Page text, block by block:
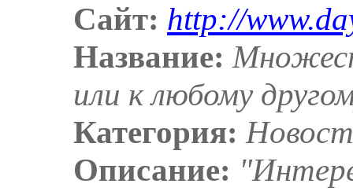
Сайт: http://
Название:
или к любому
Категория:
Описание: